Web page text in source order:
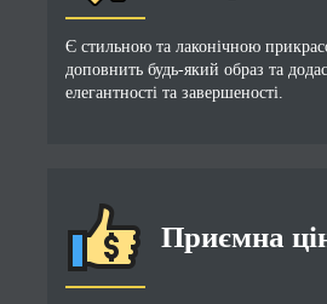
Є стильною та лаконічною
доповнить будь-який образ та
елегантності та завершеності.
Приємна